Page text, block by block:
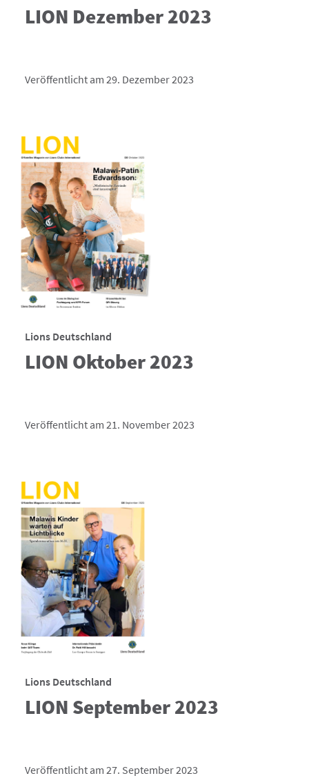
LION Dezember 2023
Veröffentlicht am 29. Dezember 2023
Lions Deutschland
LION Oktober 2023
Veröffentlicht am 21. November 2023
Lions Deutschland
LION September 2023
Veröffentlicht am 27. September 2023